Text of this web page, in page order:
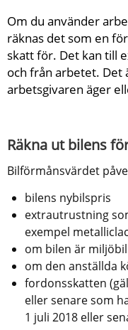
Om du använder
räknas det som en
skatt för. Det kan till
och från arbetet. Det
arbetsgivaren äger
Räkna ut bilens
Bilförmånsvärdet
bilens nybilspris
extrautrustning
exempel
om bilen är miljöbil
om den anställda
fordonsskatten
eller senare som
1 juli 2018 eller